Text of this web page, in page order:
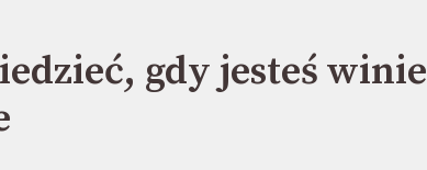
gdy jesteś